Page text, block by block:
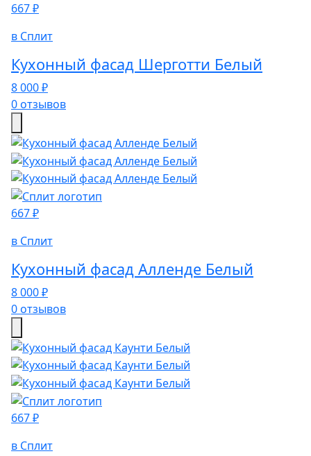
667 ₽
в Сплит
Кухонный фасад Шерготти Белый
8 000 ₽
0 отзывов
667 ₽
в Сплит
Кухонный фасад Алленде Белый
8 000 ₽
0 отзывов
667 ₽
в Сплит